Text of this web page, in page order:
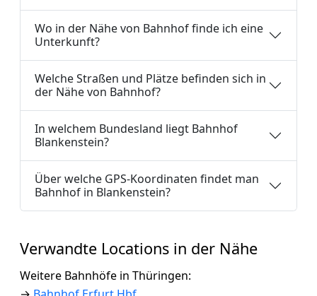
Wo in der Nähe von Bahnhof finde ich eine
Unterkunft?
Welche Straßen und Plätze befinden sich in
der Nähe von Bahnhof?
In welchem Bundesland liegt Bahnhof
Blankenstein?
Über welche GPS-Koordinaten findet man
Bahnhof in Blankenstein?
Verwandte Locations in der Nähe
Weitere Bahnhöfe in Thüringen: